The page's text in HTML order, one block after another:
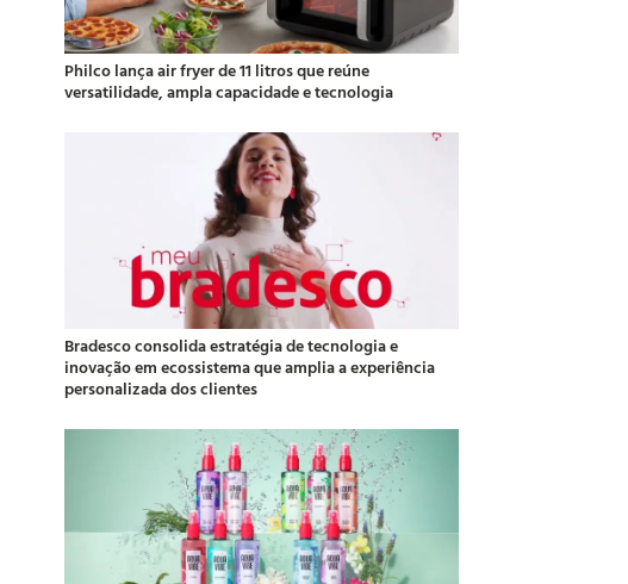
Philco lança air fryer de 11 litros que reúne
versatilidade, ampla capacidade e tecnologia
Bradesco consolida estratégia de tecnologia e
inovação em ecossistema que amplia a experiência
personalizada dos clientes